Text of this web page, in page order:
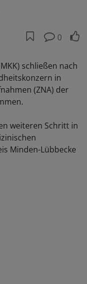
0
schließen nach
in
(ZNA) der
weiteren Schritt in
Minden-Lübbecke